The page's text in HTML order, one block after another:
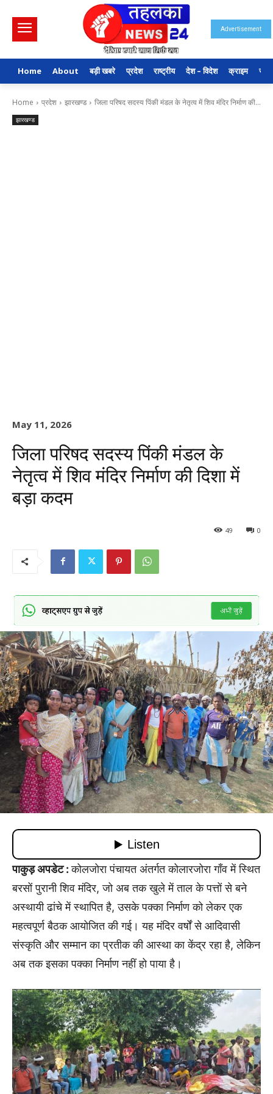
Advertisement
Home About बड़ी खबरे प्रदेश राष्ट्रीय देश – विदेश क्राइम
Home प्रदेश झारखण्ड जिला परिषद सदस्य पिंकी मंडल के नेतृत्व में शिव मंदिर निर्माण की...
झारखण्ड
May 11, 2026
जिला परिषद सदस्य पिंकी मंडल के
नेतृत्व में शिव मंदिर निर्माण की दिशा में
बड़ा कदम
0
49
पाकुड़ अपडेट :कोलजोरा पंचायत अंतर्गत कोलारजोरा गाँव में स्थित
बरसों पुरानी शिव मंदिर, जो अब तक खुले में ताल के पत्तों से बने
अस्थायी ढांचे में स्थापित है, उसके पक्का निर्माण को लेकर एक
महत्वपूर्ण बैठक आयोजित की गई। यह मंदिर वर्षों से आदिवासी
संस्कृति और सम्मान का प्रतीक की आस्था का केंद्र रहा है, लेकिन
अब तक इसका पक्का निर्माण नहीं हो पाया है।